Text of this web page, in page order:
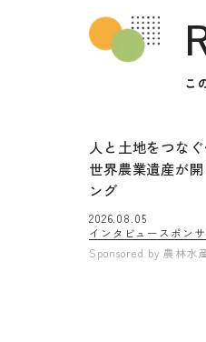
こ
人と土地をつな
世界農業遺産が
ング
2026.08.05
インタビュースポン
Sponsored by 農林水